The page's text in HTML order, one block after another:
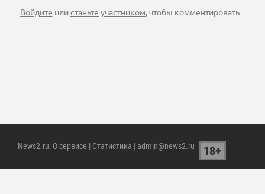
Войдите илистаньте участником, чтобы комментировать
News2.ru: О сервисе | Статистика | admin@news2.ru 18+